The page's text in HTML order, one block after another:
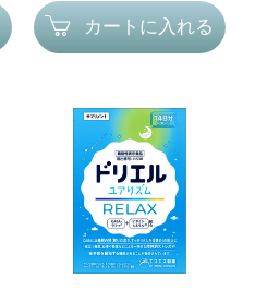
カートに入れる